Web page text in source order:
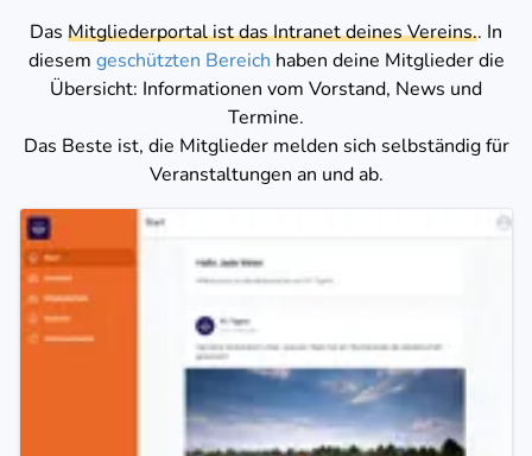
Das Mitgliederportal ist das Intranet deines Vereins.. In
diesem geschützten Bereich haben deine Mitglieder die
Übersicht: Informationen vom Vorstand, News und
Termine.
Das Beste ist, die Mitglieder melden sich selbständig für
Veranstaltungen an und ab.